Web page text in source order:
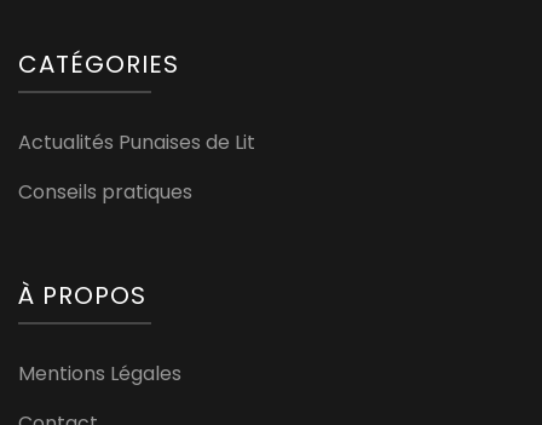
CATÉGORIES
Actualités Punaises de Lit
Conseils pratiques
À PROPOS
Mentions Légales